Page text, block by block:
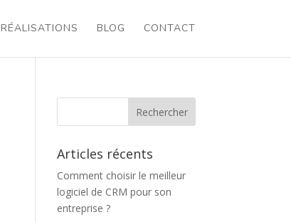
RÉALISATIONS BLOG CONTACT
Articles récents
Comment choisir le meilleur
logiciel de CRM pour son
entreprise ?